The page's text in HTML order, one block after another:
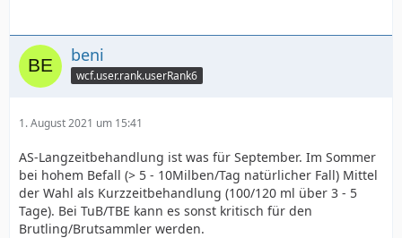
beni
wcf.user.rank.userRank6
1. August 2021 um 15:41
AS-Langzeitbehandlung ist was für September. Im Sommer
bei hohem Befall (> 5 - 10Milben/Tag natürlicher Fall) Mittel
der Wahl als Kurzzeitbehandlung (100/120 ml über 3 - 5
Tage). Bei TuB/TBE kann es sonst kritisch für den
Brutling/Brutsammler werden.